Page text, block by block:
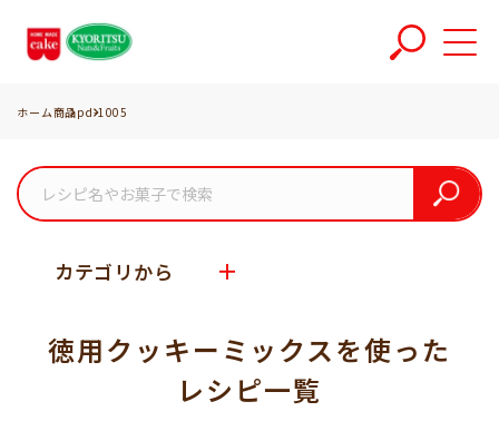
ホーム商品pd-1005
カテゴリから
徳用クッキーミックスを使った
レシピ一覧